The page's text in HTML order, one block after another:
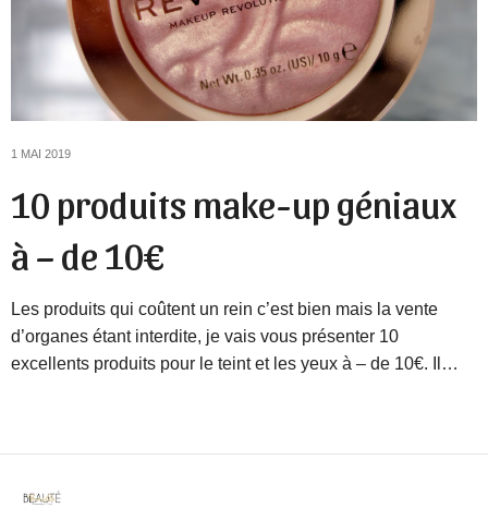
1 MAI 2019
10 produits make-up géniaux
à – de 10€
Les produits qui coûtent un rein c’est bien mais la vente
d’organes étant interdite, je vais vous présenter 10
excellents produits pour le teint et les yeux à – de 10€. Il…